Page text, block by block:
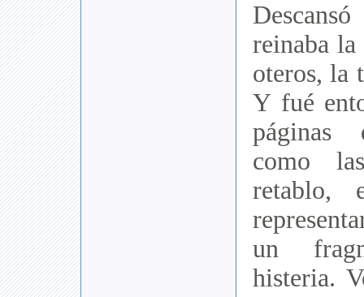
reinaba la
oteros, la
Y fué
páginas
como
retablo,
un
histeria.